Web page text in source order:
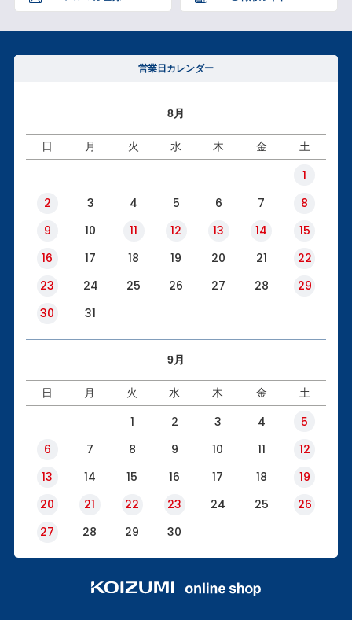
営業日カレンダー
8月
日 月 火 水 木 金 土
1
2
3 4 5 6 7
8
9
10 11 12 13 14
15
16
17 18 19 20 21
22
23
24 25 26 27 28
29
30
31
9月
日 月 火 水 木 金 土
1 2 3 4
5
6
7 8 9 10 11
12
13
14 15 16 17 18
19
20
21 22 23 24 25
26
27
28 29 30